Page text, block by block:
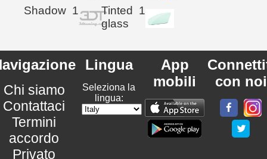
Shadow 1
Tinted
glass
1
Chi siamo
Contattaci
Termini
accordo
Privato
Lingua
Seleziona la
lingua:
App
mobili
con noi